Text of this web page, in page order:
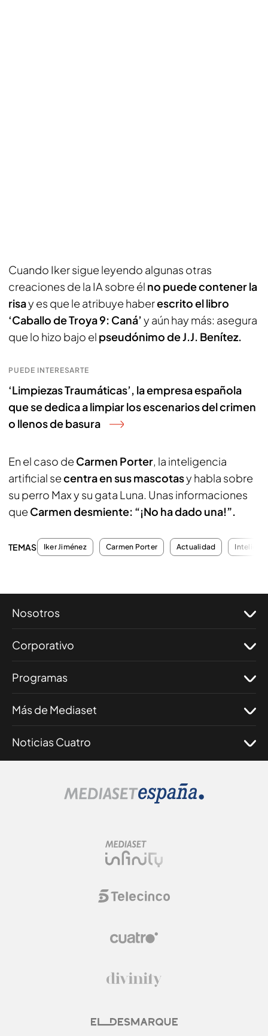
Cuando Iker sigue leyendo algunas otras
creaciones de la IA sobre él no puede contener la
risay es que le atribuye haberescrito el libro
‘Caballo de Troya 9: Caná’y aún hay más: asegura
que lo hizo bajo el pseudónimo de J.J. Benítez.
PUEDE INTERESARTE
‘Limpiezas Traumáticas’, la empresa española
que se dedica a limpiar los escenarios del crimen
o llenos de basura
En el caso de Carmen Porter, la inteligencia
artificial secentra en sus mascotasy habla sobre
su perro Max y su gata Luna. Unas informaciones
que Carmen desmiente: “¡No ha dado una!”.
TEMAS Iker Jiménez Carmen Porter Actualidad
Nosotros
Corporativo
Programas
Más de Mediaset
Noticias Cuatro